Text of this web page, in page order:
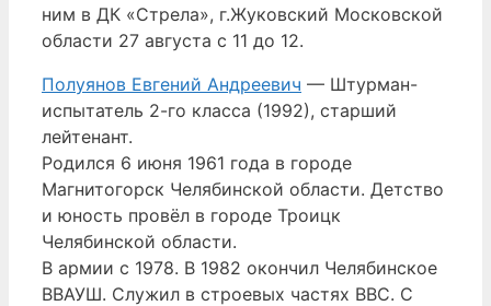
ним в ДК «Стрела», г.Жуковский Московской
области 27 августа с 11 до 12.
Полуянов Евгений Андреевич — Штурман-
испытатель 2-го класса (1992), старший
лейтенант.
Родился 6 июня 1961 года в городе
Магнитогорск Челябинской области. Детство
и юность провёл в городе Троицк
Челябинской области.
В армии с 1978. В 1982 окончил Челябинское
ВВАУШ. Служил в строевых частях ВВС. С